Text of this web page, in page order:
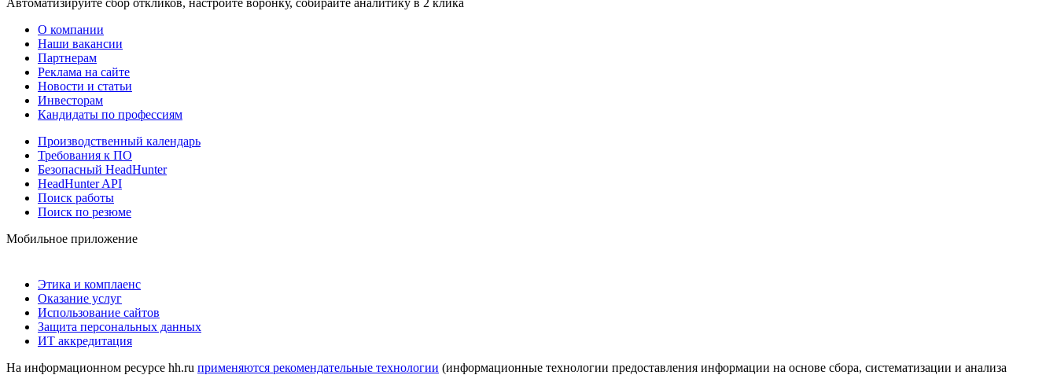
О компании
Наши вакансии
Партнерам
Реклама на сайте
Новости и статьи
Инвесторам
Кандидаты по профессиям
Производственный календарь
Требования к ПО
Безопасный HeadHunter
HeadHunter API
Поиск работы
Поиск по резюме
Мобильное приложение
Этика и комплаенс
Оказание услуг
Использование сайтов
Защита персональных данных
ИТ аккредитация
На информационном ресурсе hh.ru применяются рекомендательные технологии (информационные технологии предоставления информации на основе сбора, систематизации и анализа